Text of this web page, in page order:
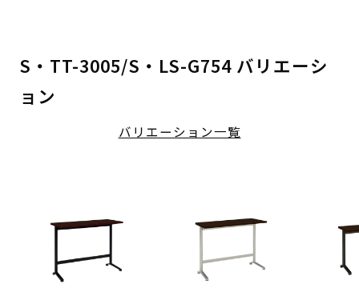
S・TT-3005/S・LS-G754 バリエーシ
ョン
バリエーション一覧